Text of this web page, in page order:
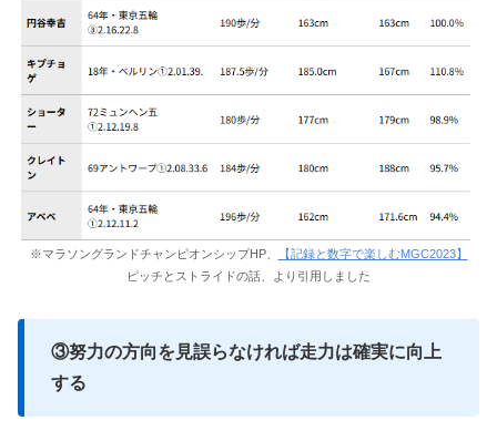
※マラソングランドチャンピオンシップHP、
【記録と数字で楽しむMGC2023】
ピッチとストライドの話、より引用しました
③努力の方向を見誤らなければ走力は確実に向上
する